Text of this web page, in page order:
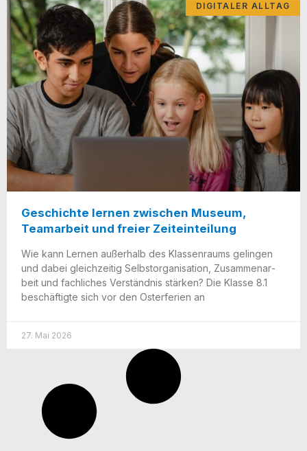
DIGITALER ALLTAG
Geschichte lernen zwischen Museum,
Teamarbeit und freier Zeiteinteilung
Wie kann Ler­nen außer­halb des Klas­sen­raums gelin­gen
und dabei gleich­zei­tig Selbst­or­ga­ni­sa­ti­on, Zusam­men­ar­
beit und fach­li­ches Ver­ständ­nis stär­ken? Die Klas­se 8.1
beschäf­tig­te sich vor den Oster­fe­ri­en an
27. Mai 2026